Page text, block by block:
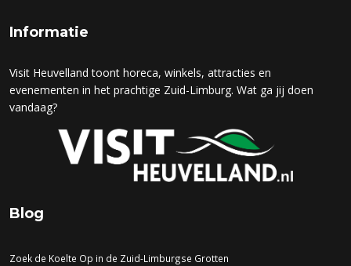
Informatie
Visit Heuvelland toont horeca, winkels, attracties en
evenementen in het prachtige Zuid-Limburg. Wat ga jij doen
vandaag?
Blog
Zoek de Koelte Op in de Zuid-Limburgse Grotten